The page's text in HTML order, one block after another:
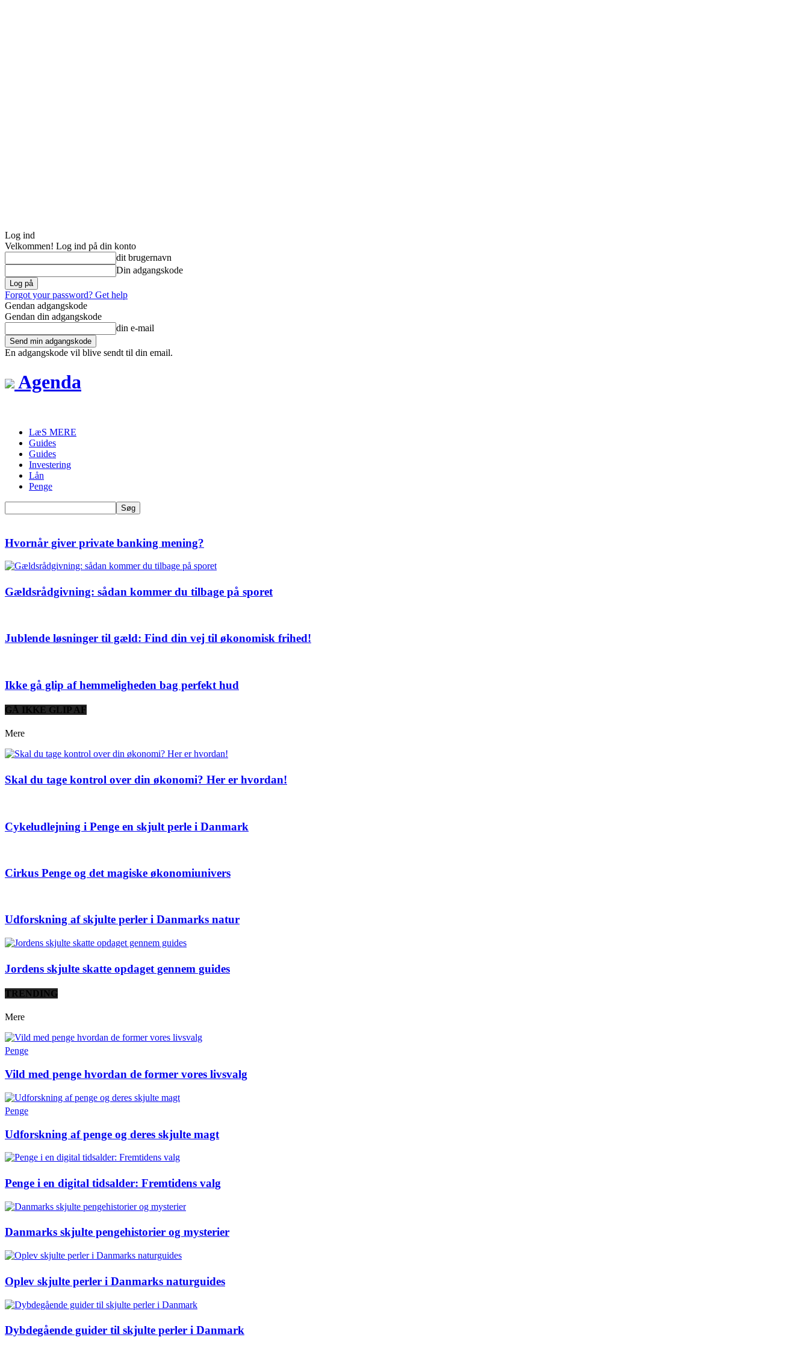
Log ind
Velkommen! Log ind på din konto
dit brugernavn
Din adgangskode
Forgot your password? Get help
Gendan adgangskode
Gendan din adgangskode
din e-mail
En adgangskode vil blive sendt til din email.
Agenda
LæS MERE
Guides
Guides
Investering
Lån
Penge
Hvornår giver private banking mening?
Gældsrådgivning: sådan kommer du tilbage på sporet
Jublende løsninger til gæld: Find din vej til økonomisk frihed!
Ikke gå glip af hemmeligheden bag perfekt hud
GÅ IKKE GLIP AF
Mere
Skal du tage kontrol over din økonomi? Her er hvordan!
Cykeludlejning i Penge en skjult perle i Danmark
Cirkus Penge og det magiske økonomiunivers
Udforskning af skjulte perler i Danmarks natur
Jordens skjulte skatte opdaget gennem guides
TRENDING
Mere
Penge
Vild med penge hvordan de former vores livsvalg
Penge
Udforskning af penge og deres skjulte magt
Penge i en digital tidsalder: Fremtidens valg
Danmarks skjulte pengehistorier og mysterier
Oplev skjulte perler i Danmarks naturguides
Dybdegående guider til skjulte perler i Danmark